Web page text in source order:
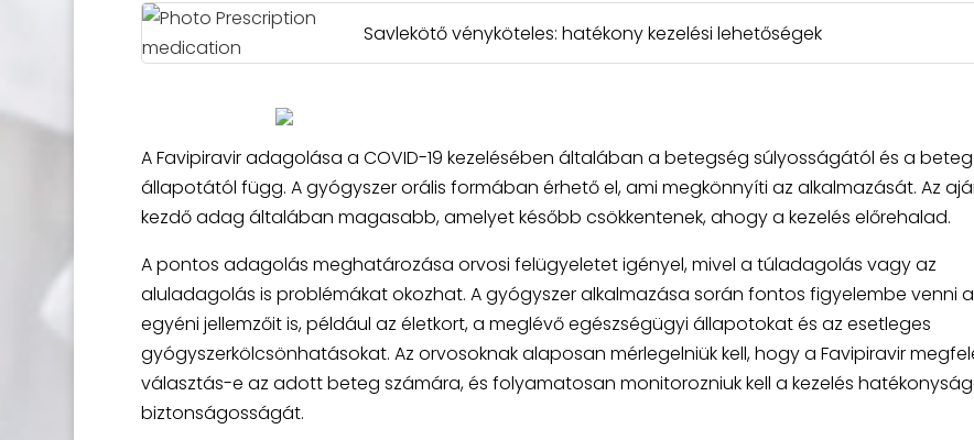
Savlekötő vényköteles: hatékony kezelési lehetőségek
A Favipiravir adagolása a COVID-19 kezelésében általában a betegség súlyosságától és a beteg
állapotától függ. A gyógyszer orális formában érhető el, ami megkönnyíti az alkalmazását. Az
kezdő adag általában magasabb, amelyet később csökkentenek, ahogy a kezelés előrehalad.
A pontos adagolás meghatározása orvosi felügyeletet igényel, mivel a túladagolás vagy az
aluladagolás is problémákat okozhat. A gyógyszer alkalmazása során fontos figyelembe venni
egyéni jellemzőit is, például az életkort, a meglévő egészségügyi állapotokat és az esetleges
gyógyszerkölcsönhatásokat. Az orvosoknak alaposan mérlegelniük kell, hogy a Favipiravir
választás-e az adott beteg számára, és folyamatosan monitorozniuk kell a kezelés
biztonságosságát.